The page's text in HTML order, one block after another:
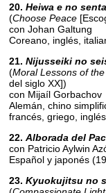
20.Heiwa e no
(Choose Peace
con Johan Galtung
Coreano, inglés,
21.Nijusseiki no
(Moral Lessons of
del siglo XX])
con Mijaíl Gorbachov
Alemán, chino
francés, griego,
22.Alborada del
con Patricio Aylwin
Español y japonés
23.Kyuokujitsu no